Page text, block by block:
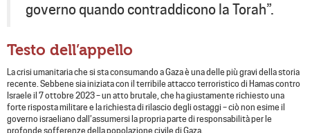
governo quando contraddicono la Torah”.
Testo dell’appello
La crisi umanitaria che si sta consumando a Gaza è una delle più gravi della storia
recente. Sebbene sia iniziata con il terribile attacco terroristico di Hamas contro
Israele il 7 ottobre 2023 – un atto brutale, che ha giustamente richiesto una
forte risposta militare e la richiesta di rilascio degli ostaggi – ciò non esime il
governo israeliano dall’assumersi la propria parte di responsabilità per le
profonde sofferenze della popolazione civile di Gaza.